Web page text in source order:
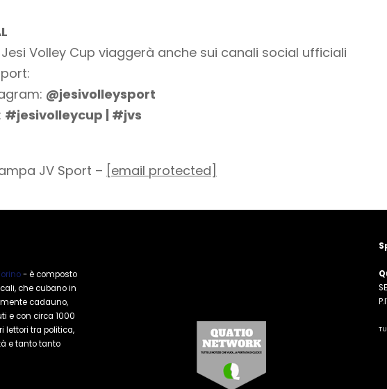
Volley Cup viaggerà anche sui canali social ufficiali
@jesivolleysport
#jesivolleycup | #jvs
JV Sport – [email protected]
- è composto
che cubano in
cadauno,
e con circa 1000
lettori tra politica,
e tanto tanto